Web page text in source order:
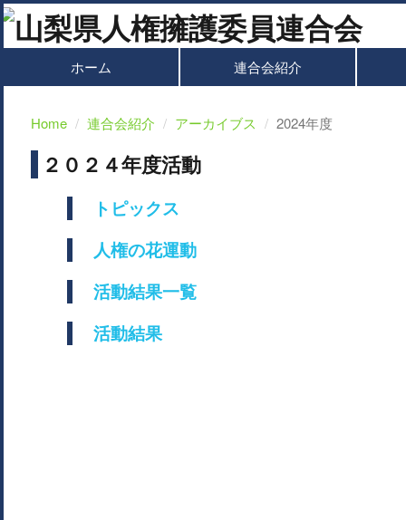
ホーム 連合会紹介
Home 連合会紹介 アーカイブス 2024年度
２０２４年度活動
トピックス
人権の花運動
活動結果一覧
活動結果